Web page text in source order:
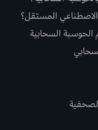
الاصطناعي المستقل؟
السحابية